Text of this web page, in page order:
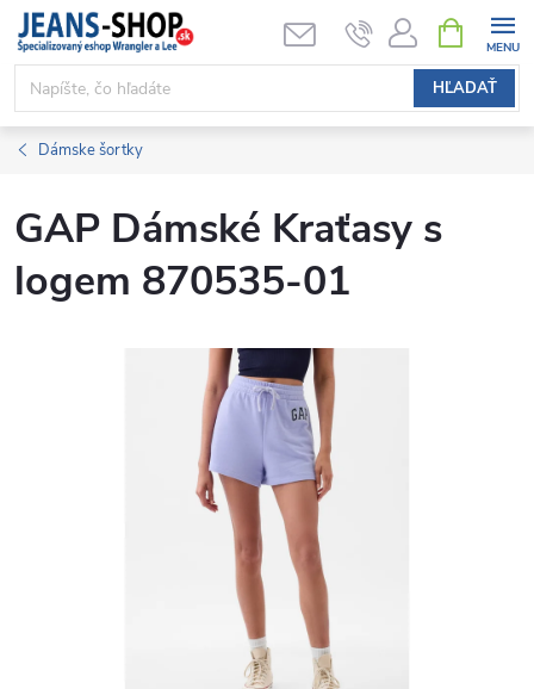
Prejsť
obsah
HĽADAŤ
KOŠÍK
Dámske šortky
GAP Dámské Kraťasy s
logem 870535-01